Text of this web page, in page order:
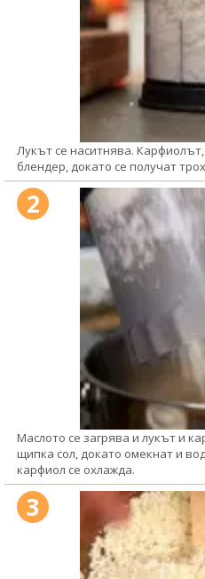
Лукът се наситнява.
блендер, докато се получат
2
Маслото се загрява и лукът и
щипка сол, докато омекнат и
карфиол се охлажда.
3